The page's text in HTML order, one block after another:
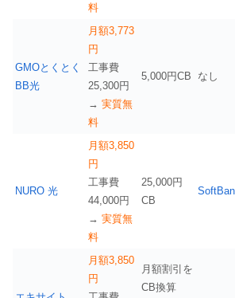
料
GMOとくとく
BB光
月額3,773
円
工事費
25,300円
→ 実質無
料
5,000円CB なし
NURO 光
月額3,850
円
工事費
44,000円
→ 実質無
料
25,000円
CB
月額3,850
円
月額割引を
CB換算